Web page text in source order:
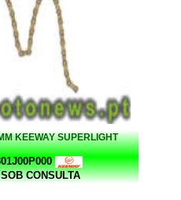
KEEWAY SUPERLIGHT
CONSULTA